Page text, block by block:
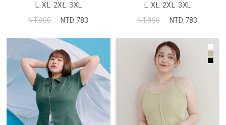
L XL 2XL 3XL
NT.890
NTD.783
L XL 2XL 3XL
NT.890
NTD.783